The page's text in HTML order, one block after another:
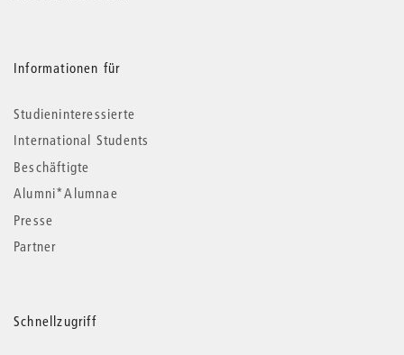
Informationen für
Studieninteressierte
International Students
Beschäftigte
Alumni*Alumnae
Presse
Partner
Schnellzugriff